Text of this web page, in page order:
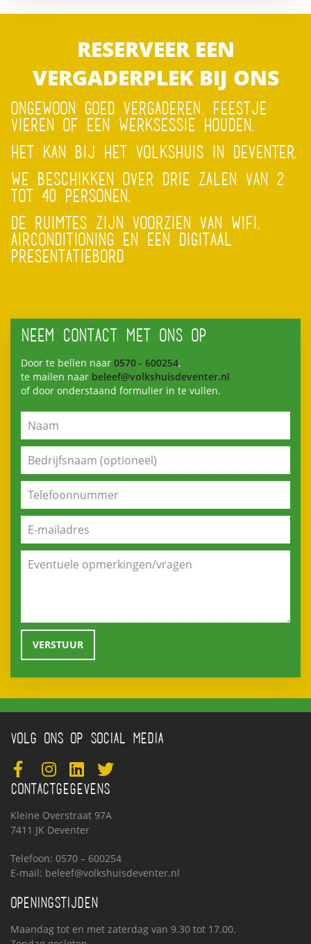
RESERVEER EEN
VERGADERPLEK BIJ ONS
ONGEWOON GOED VERGADEREN, FEESTJE
VIEREN OF EEN WERKSESSIE HOUDEN.
HET KAN BIJ HET VOLKSHUIS IN DEVENTER.
WE BESCHIKKEN OVER DRIE ZALEN VAN 2
TOT 40 PERSONEN.
DE RUIMTES ZIJN VOORZIEN VAN WIFI,
AIRCONDITIONING EN EEN DIGITAAL
PRESENTATIEBORD
NEEM CONTACT MET ONS OP
Door te bellen naar 0570 - 600254,
te mailen naar beleef@volkshuisdeventer.nl
of door onderstaand formulier in te vullen.
VOLG ONS OP SOCIAL MEDIA
CONTACTGEGEVENS
Kleine Overstraat 97A
7411 JK Deventer
Telefoon: 0570 – 600254
E-mail: beleef@volkshuisdeventer.nl
OPENINGSTIJDEN
Maandag tot en met zaterdag van 9.30 tot 17.00.